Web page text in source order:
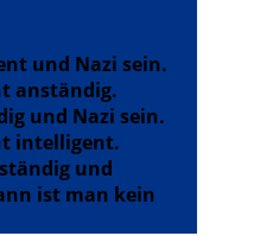
und Nazi sein.
anständig.
und Nazi sein.
intelligent.
und
ist man kein